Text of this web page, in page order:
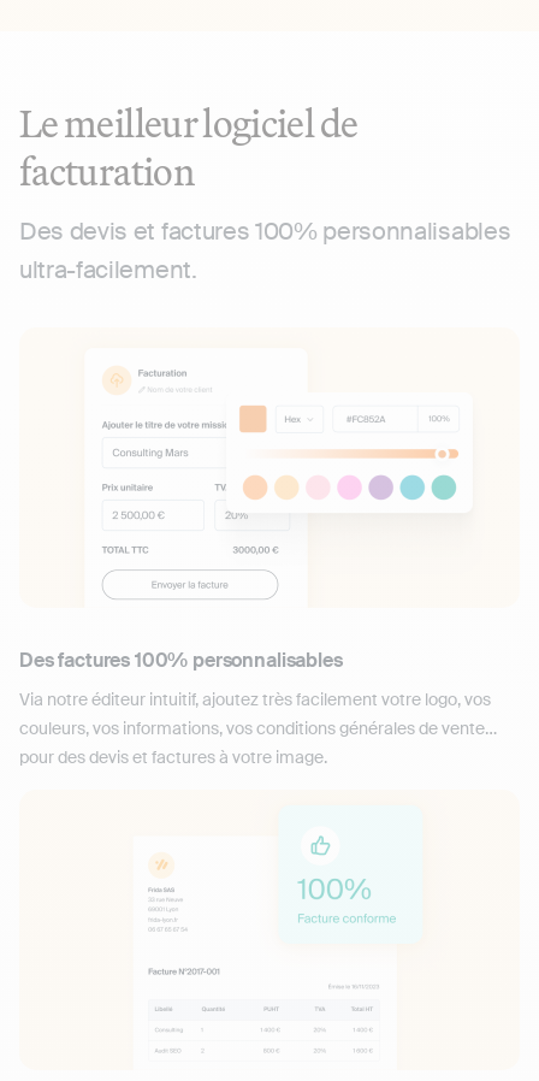
Le meilleur logiciel de
facturation
Des devis et factures 100% personnalisables
ultra-facilement.
Des factures 100% personnalisables
Via notre éditeur intuitif, ajoutez très facilement votre logo, vos
couleurs, vos informations, vos conditions générales de vente…
pour des devis et factures à votre image.